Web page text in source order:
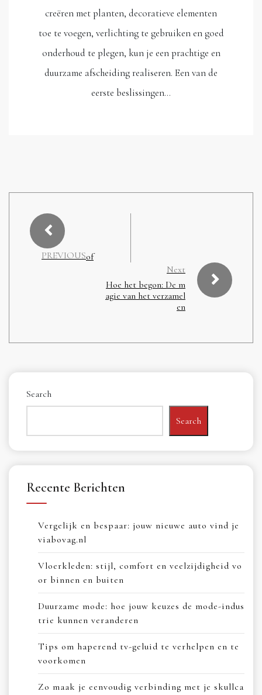
creëren met planten, decoratieve elementen
toe te voegen, verlichting te gebruiken en goed
onderhoud te plegen, kun je een prachtige en
duurzame afscheiding realiseren. Een van de
eerste beslissingen…
PREVIOUSof
Next
Hoe het begon: De m
agie van het verzamel
en
Search
Search
Recente Berichten
Vergelijk en bespaar: jouw nieuwe auto vind je
viabovag.nl
Vloerkleden: stijl, comfort en veelzijdigheid vo
or binnen en buiten
Duurzame mode: hoe jouw keuzes de mode-indus
trie kunnen veranderen
Tips om haperend tv-geluid te verhelpen en te
voorkomen
Zo maak je eenvoudig verbinding met je skullca